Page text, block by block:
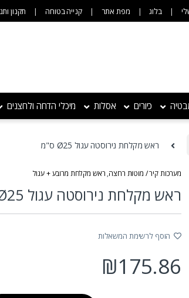
בלוג מפת אתר קנייה בטוחה תקנון
כיורים אסלות מיכלי הדחה ולחצנים
ראש מקלחת נירוסטה עגול Ø25 ס"מ
מערכות קיר / מוטות רחצה,ראש מקלחת מרובע + עגול
ראש מקלחת נירוסטה עגול Ø25 ס"מ
הוסף לרשימת המשאלות
₪175.86